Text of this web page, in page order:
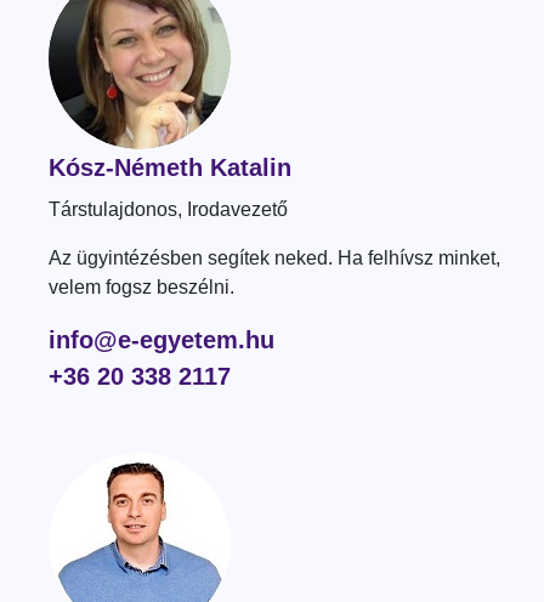
Kósz-Németh Katalin
Társtulajdonos, Irodavezető
Az ügyintézésben segítek neked. Ha felhívsz minket,
velem fogsz beszélni.
info@e-egyetem.hu
+36 20 338 2117